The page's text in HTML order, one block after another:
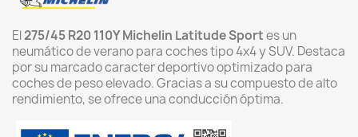
El275/45 R20 110Y Michelin Latitude Sportes un
neumático de verano para coches tipo 4x4 y SUV. Destaca
por su marcado caracter deportivo optimizado para
coches de peso elevado. Gracias a su compuesto de alto
rendimiento, se ofrece una conducción óptima.